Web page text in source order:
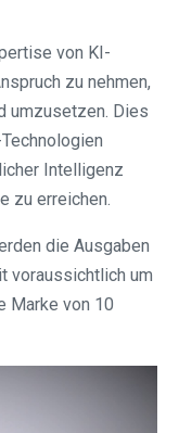
von KI-
zu nehmen,
umzusetzen. Dies
Intelligenz
zu erreichen.
die Ausgaben
voraussichtlich um
Marke von 10